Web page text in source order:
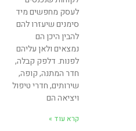
לעסק מחפשים מיד
סימנים שיעזרו להם
להבין היכן הם
נמצאים ולאן עליהם
לפנות. דלפק קבלה,
חדר המתנה, קופה,
שירותים, חדרי טיפול
ויציאה הם
קרא עוד »